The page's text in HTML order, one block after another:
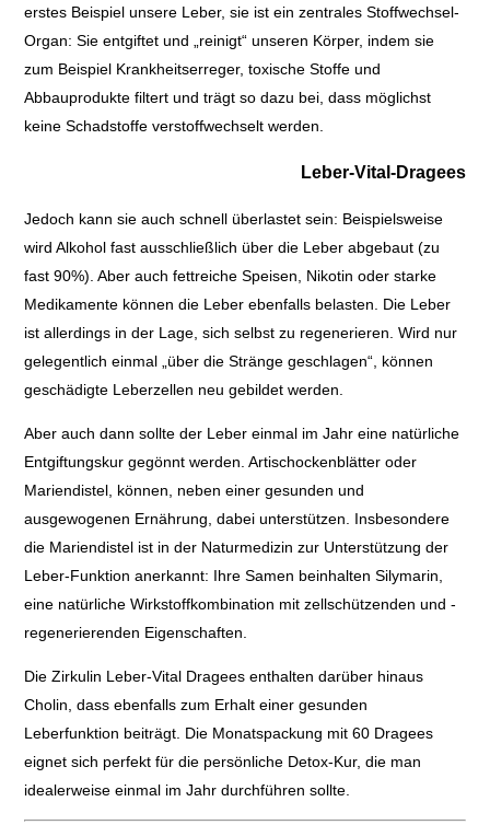
erstes Beispiel unsere Leber, sie ist ein zentrales Stoffwechsel-
Organ: Sie entgiftet und „reinigt“ unseren Körper, indem sie
zum Beispiel Krankheitserreger, toxische Stoffe und
Abbauprodukte filtert und trägt so dazu bei, dass möglichst
keine Schadstoffe verstoffwechselt werden.
Leber-Vital-Dragees
Jedoch kann sie auch schnell überlastet sein: Beispielsweise
wird Alkohol fast ausschließlich über die Leber abgebaut (zu
fast 90%). Aber auch fettreiche Speisen, Nikotin oder starke
Medikamente können die Leber ebenfalls belasten. Die Leber
ist allerdings in der Lage, sich selbst zu regenerieren. Wird nur
gelegentlich einmal „über die Stränge geschlagen“, können
geschädigte Leberzellen neu gebildet werden.
Aber auch dann sollte der Leber einmal im Jahr eine natürliche
Entgiftungskur gegönnt werden. Artischockenblätter oder
Mariendistel, können, neben einer gesunden und
ausgewogenen Ernährung, dabei unterstützen. Insbesondere
die Mariendistel ist in der Naturmedizin zur Unterstützung der
Leber-Funktion anerkannt: Ihre Samen beinhalten Silymarin,
eine natürliche Wirkstoffkombination mit zellschützenden und -
regenerierenden Eigenschaften.
Die Zirkulin Leber-Vital Dragees enthalten darüber hinaus
Cholin, dass ebenfalls zum Erhalt einer gesunden
Leberfunktion beiträgt. Die Monatspackung mit 60 Dragees
eignet sich perfekt für die persönliche Detox-Kur, die man
idealerweise einmal im Jahr durchführen sollte.